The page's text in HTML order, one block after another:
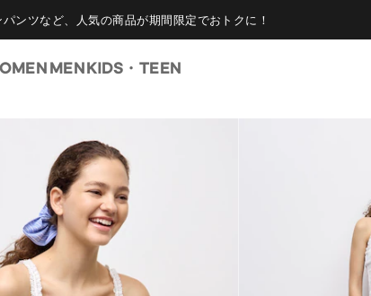
ンツなど、人気の商品が期間限定でおトクに！
MENKIDS・TEEN